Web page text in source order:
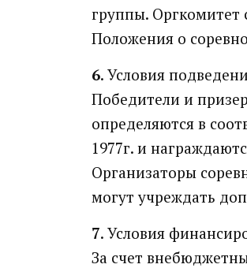
группы. Оргкомитет
Положения о
6. Условия
Победители и
определяются в
1977г. и
Организаторы
могут учреждать
7. Условия
За счет